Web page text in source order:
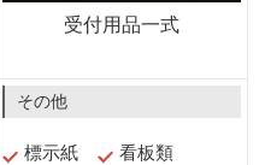
受付用品一式
その他
標示紙
看板類